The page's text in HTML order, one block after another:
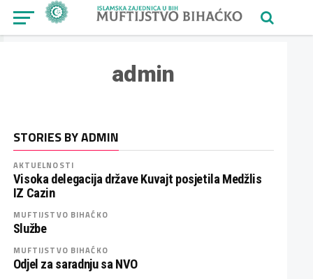
admin
STORIES BY ADMIN
AKTUELNOSTI
Visoka delegacija države Kuvajt posjetila Medžlis
IZ Cazin
MUFTIJSTVO BIHAĆKO
Službe
MUFTIJSTVO BIHAĆKO
Odjel za saradnju sa NVO